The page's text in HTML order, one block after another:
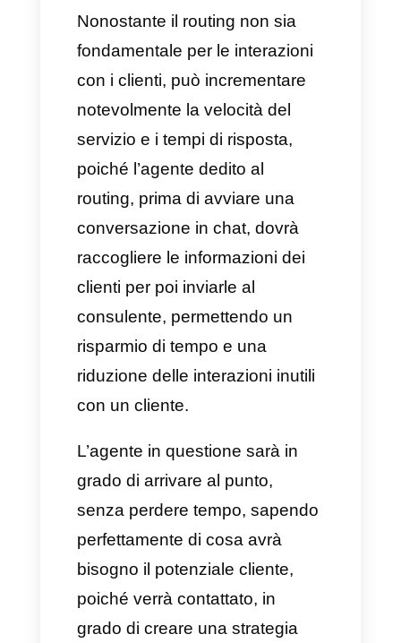
sia agli agenti che agli stessi
clienti.
Non appena si ha tutti i dati
necessari per un processo di
routing corretto, verranno
visualizzati due modi per
procedere. Il primo è quello che
richiede il cliente arrivato al
punto in cui potrai richiedere il
routing con un determinato
device e il secondo è quando
un agente dedito al routing
decide di eseguire
automaticamente l’inoltro.
Perché è necessario
eseguire un routing delle